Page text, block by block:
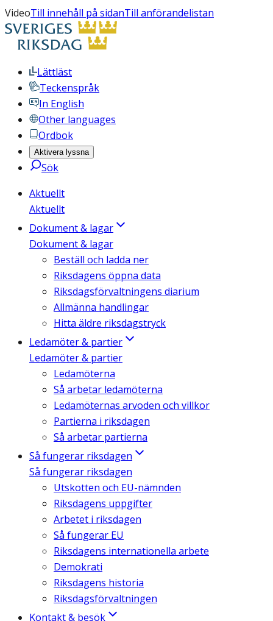
VideoTill innehåll på sidanTill anförandelistan
Lättläst
Teckenspråk
In English
Other languages
Ordbok
Aktivera lyssna
Sök
Aktuellt
Aktuellt
Dokument & lagar
Dokument & lagar
Beställ och ladda ner
Riksdagens öppna data
Riksdagsförvaltningens diarium
Allmänna handlingar
Hitta äldre riksdagstryck
Ledamöter & partier
Ledamöter & partier
Ledamöterna
Så arbetar ledamöterna
Ledamöternas arvoden och villkor
Partierna i riksdagen
Så arbetar partierna
Så fungerar riksdagen
Så fungerar riksdagen
Utskotten och EU-nämnden
Riksdagens uppgifter
Arbetet i riksdagen
Så fungerar EU
Riksdagens internationella arbete
Demokrati
Riksdagens historia
Riksdagsförvaltningen
Kontakt & besök